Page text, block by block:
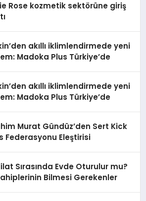
Rose kozmetik sektörüne giriş
akıllı iklimlendirmede yeni
Madoka Plus Türkiye’de
akıllı iklimlendirmede yeni
Madoka Plus Türkiye’de
Murat Gündüz’den Sert Kick
Federasyonu Eleştirisi
Sırasında Evde Oturulur mu?
Bilmesi Gerekenler